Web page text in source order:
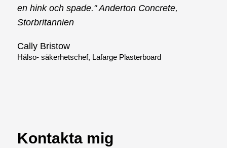
en hink och spade." Anderton Concrete,
Storbritannien
Cally Bristow
Hälso- säkerhetschef, Lafarge Plasterboard
Kontakta mig